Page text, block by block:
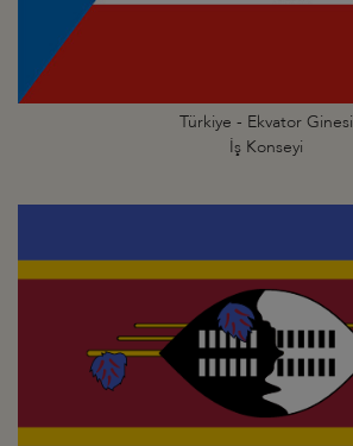
Türkiye - Ekvator Ginesi
İş Konseyi